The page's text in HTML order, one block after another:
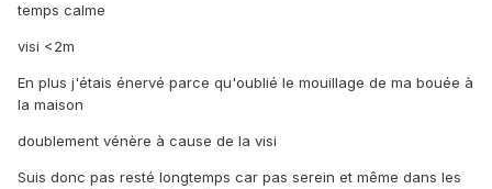
temps calme
visi <2m
En plus j'étais énervé parce qu'oublié le mouillage de ma bouée à
la maison
doublement vénère à cause de la visi
Suis donc pas resté longtemps car pas serein et même dans les